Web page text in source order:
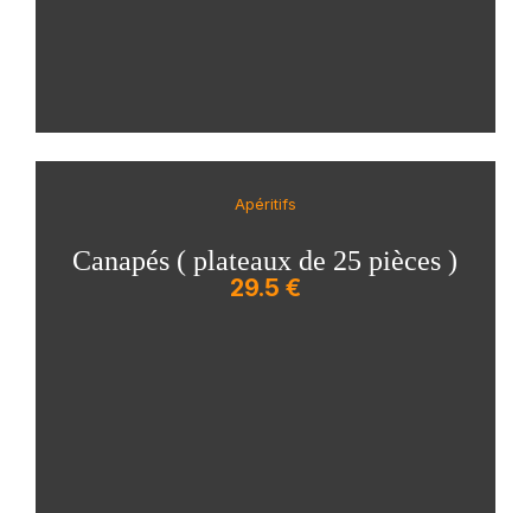
Apéritifs
Canapés ( plateaux de 25 pièces )
29.5 €